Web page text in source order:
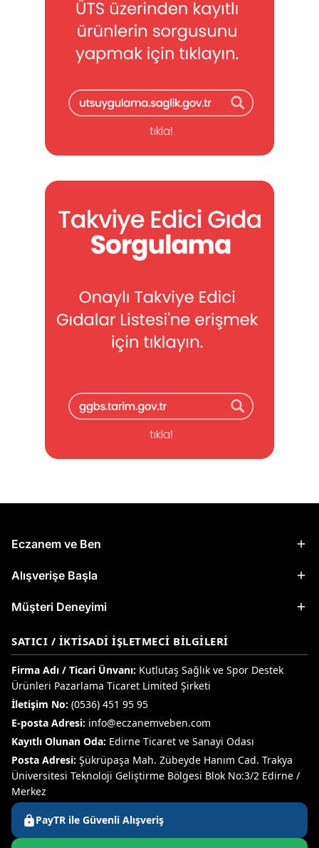
Eczanem ve Ben
Alışverişe Başla
Müşteri Deneyimi
SATICI / İKTISADI İŞLETMECI BILGILERI
Firma Adı / Ticari Ünvanı: Kutlutaş Sağlık ve Spor Destek
Ürünleri Pazarlama Ticaret Limited Şirketi
İletişim No: (0536) 451 95 95
E-posta Adresi: info@eczanemveben.com
Kayıtlı Olunan Oda: Edirne Ticaret ve Sanayi Odası
Posta Adresi: Şükrüpaşa Mah. Zübeyde Hanım Cad. Trakya
Üniversitesi Teknoloji Geliştirme Bölgesi Blok No:3/2 Edirne /
Merkez
PayTR ile Güvenli Alışveriş